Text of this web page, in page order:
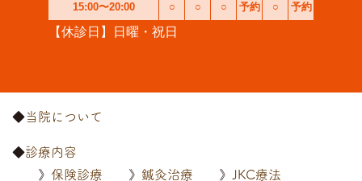
15:00〜20:00 ○ ○ ○ 予約 ○ 予約
【休診日】日曜・祝日
当院について
診療内容
保険診療
鍼灸治療 JKC療法